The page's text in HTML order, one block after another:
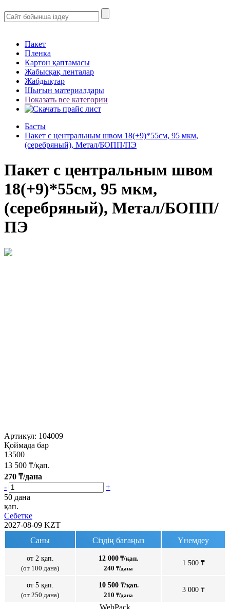
Пакет
Пленка
Картон қаптамасы
Жабысқақ ленталар
Жабдықтар
Шығын материалдары
Показать все категории
Басты
Пакет с центральным швом 18(+9)*55см, 95 мкм,
(серебряный), Метал/БОПП/ПЭ
Пакет с центральным швом
18(+9)*55см, 95 мкм,
(серебряный), Метал/БОПП/
ПЭ
Артикул: 104009
Қоймада бар
13500
13 500 ₸/қап.
270 ₸/дана
-
+
50 дана
қап.
Себетке
2027-08-09 KZT
Саны
Сіздің бағаңыз Үнемдеу
от 2 қап.
(от 100 дана)
12 000 ₸/қап.
240 ₸/дана
1 500 ₸
от 5 қап.
(от 250 дана)
10 500 ₸/қап.
210 ₸/дана
3 000 ₸
WebPack